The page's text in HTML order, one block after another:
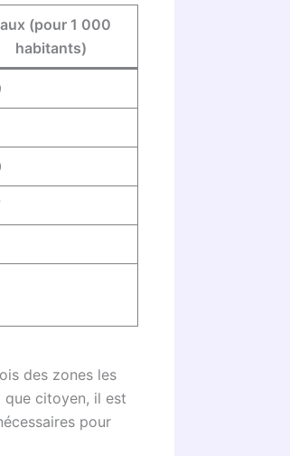
(pour 1 000
habitants)
des zones les
que citoyen, il est
pour